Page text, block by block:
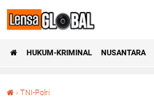
HUKUM-KRIMINAL NUSANTARA
› TNI-Polri